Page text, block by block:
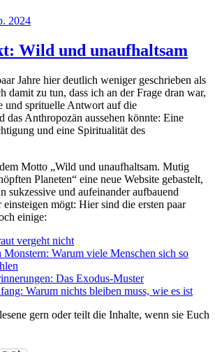
2024
Wild und unaufhaltsam
Jahre hier deutlich weniger geschrieben als
damit zu tun, dass ich an der Frage dran war,
und sprituelle Antwort auf die
das Anthropozän aussehen könnte: Eine
und eine Spiritualität des
Motto „Wild und unaufhaltsam. Mutig
Planeten“ eine neue Website gebastelt,
sukzessive und aufeinander aufbauend
mögt: Hier sind die ersten paar
einige:
vergeht nicht
Warum viele Menschen sich so
Das Exodus-Muster
Warum nichts bleiben muss, wie es ist
gern oder teilt die Inhalte, wenn sie Euch